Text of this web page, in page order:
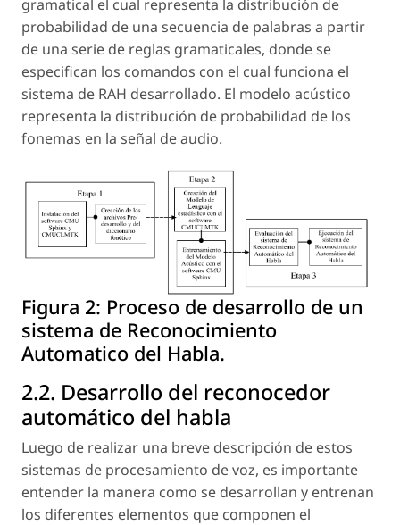
gramatical el cual representa la distribución de
probabilidad de una secuencia de palabras a partir
de una serie de reglas gramaticales, donde se
especifican los comandos con el cual funciona el
sistema de RAH desarrollado. El modelo acústico
representa la distribución de probabilidad de los
fonemas en la señal de audio.
Figura 2: Proceso de desarrollo de un
sistema de Reconocimiento
Automatico del Habla.
2.2. Desarrollo del reconocedor
automático del habla
Luego de realizar una breve descripción de estos
sistemas de procesamiento de voz, es importante
entender la manera como se desarrollan y entrenan
los diferentes elementos que componen el